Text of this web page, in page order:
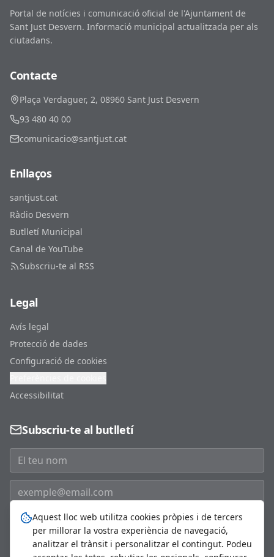
Portal de notícies i comunicació oficial de l'Ajuntament de
Sant Just Desvern. Informació municipal actualitzada per als
ciutadans.
Contacte
Plaça Verdaguer, 2, 08960 Sant Just Desvern
93 480 40 00
comunicacio@santjust.cat
Enllaços
santjust.cat
Ràdio Desvern
Butlletí Municipal
Canal de YouTube
Subscriu-te al RSS
Legal
Avís legal
Protecció de dades
Configuració de cookies
Accessibilitat
Subscriu-te al butlletí
Subscriure'm
Aquest lloc web utilitza cookies pròpies i de tercers
per millorar la vostra experiència de navegació,
analitzar el trànsit i personalitzar el contingut. Podeu